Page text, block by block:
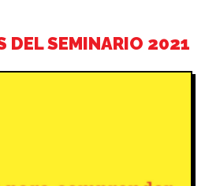
DEL SEMINARIO 2021